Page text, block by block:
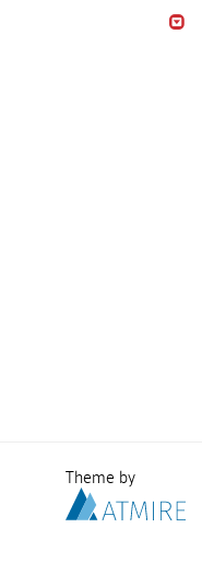
Theme by